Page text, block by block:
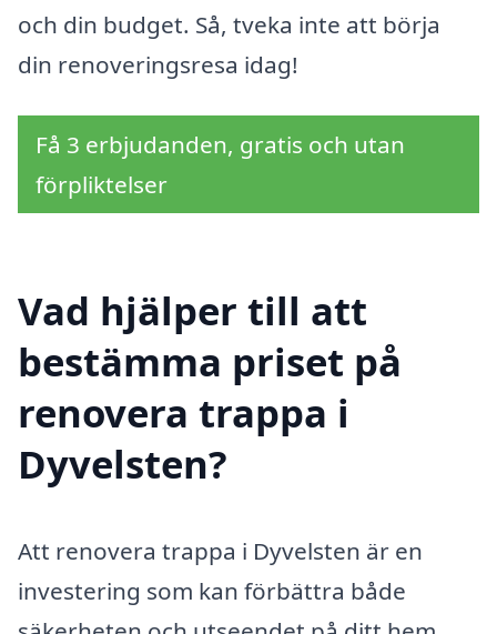
och din budget. Så, tveka inte att börja
din renoveringsresa idag!
Få 3 erbjudanden, gratis och utan
förpliktelser
Vad hjälper till att
bestämma priset på
renovera trappa i
Dyvelsten?
Att renovera trappa i Dyvelsten är en
investering som kan förbättra både